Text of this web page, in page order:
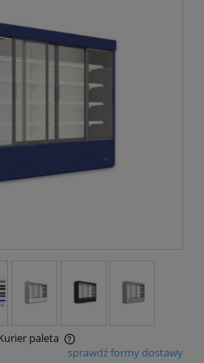
paleta
kosztów płatności
sprawdź formy dostawy